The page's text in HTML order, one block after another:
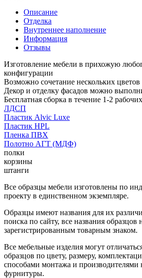
Описание
Отделка
Внутреннее наполнение
Информация
Отзывы
Изготовление мебели в прихожую
конфигурации
Возможно сочетание нескольких
Декор и отделку фасадов можно
Бесплатная сборка в течение 1-2
ЛДСП
Пластик Alvic Luxe
Пластик HPL
Пленка ПВХ
Полотно АГТ (МДФ)
полки
корзины
штанги
Все образцы мебели изготовлены по
проекту в единственном экземпляре.
Образцы имеют названия для их
поиска по сайту, все названия образцов
зарегистрированным товарным знаком.
Все мебельные изделия могут
образцов по цвету, размеру,
способами монтажа и
фурнитуры.